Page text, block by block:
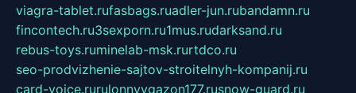
viagra-tablet.rufasbags.ruadler-jun.rubandamn.ru
fincontech.ru3sexporn.ru1mus.rudarksand.ru
rebus-toys.ruminelab-msk.rurtdco.ru
seo-prodvizhenie-sajtov-stroitelnyh-kompanij.ru
card-voice.rurulonnyygazon177.rusnow-guard.ru